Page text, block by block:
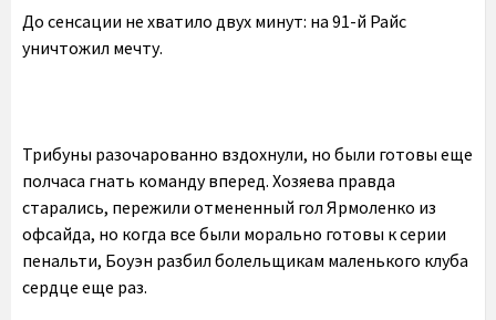
До сенсации не хватило двух минут: на 91-й Райс
уничтожил мечту.
Трибуны разочарованно вздохнули, но были готовы еще
полчаса гнать команду вперед. Хозяева правда
старались, пережили отмененный гол Ярмоленко из
офсайда, но когда все были морально готовы к серии
пенальти, Боуэн разбил болельщикам маленького клуба
сердце еще раз.